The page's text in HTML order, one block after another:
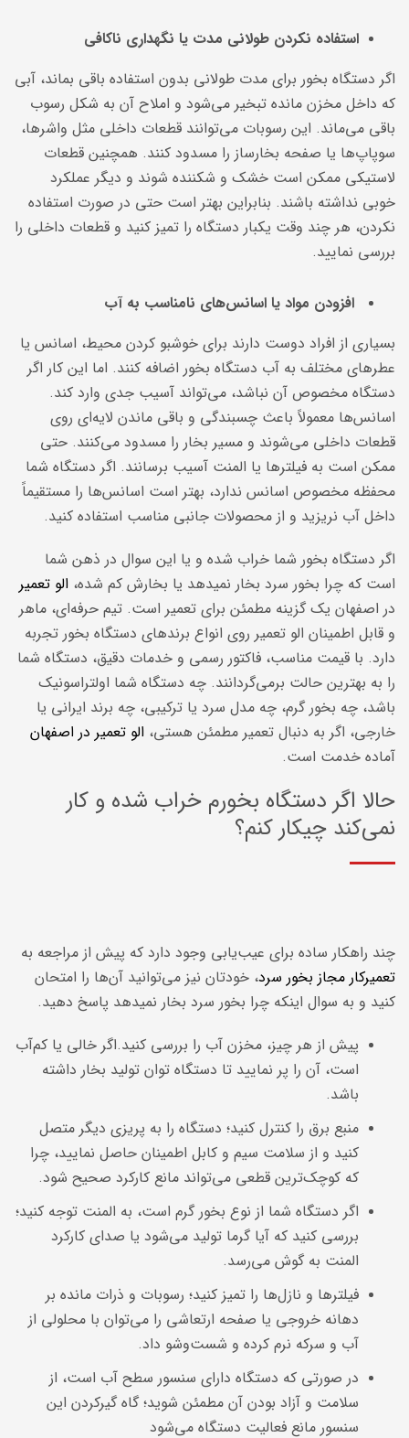
استفاده نکردن طولانی مدت یا نگهداری ناکافی
اگر دستگاه بخور برای مدت طولانی بدون استفاده باقی بماند، آبی
که داخل مخزن مانده تبخیر می‌شود و املاح آن به شکل رسوب
باقی می‌ماند. این رسوبات می‌توانند قطعات داخلی مثل واشرها،
سوپاپ‌ها یا صفحه بخارساز را مسدود کنند. همچنین قطعات
لاستیکی ممکن است خشک و شکننده شوند و دیگر عملکرد
خوبی نداشته باشند. بنابراین بهتر است حتی در صورت استفاده
نکردن، هر چند وقت یکبار دستگاه را تمیز کنید و قطعات داخلی را
بررسی نمایید.
افزودن مواد یا اسانس‌های نامناسب به آب
بسیاری از افراد دوست دارند برای خوشبو کردن محیط، اسانس یا
عطرهای مختلف به آب دستگاه بخور اضافه کنند. اما این کار اگر
دستگاه مخصوص آن نباشد، می‌تواند آسیب جدی وارد کند.
اسانس‌ها معمولاً باعث چسبندگی و باقی ماندن لایه‌ای روی
قطعات داخلی می‌شوند و مسیر بخار را مسدود می‌کنند. حتی
ممکن است به فیلترها یا المنت آسیب برسانند. اگر دستگاه شما
محفظه مخصوص اسانس ندارد، بهتر است اسانس‌ها را مستقیماً
داخل آب نریزید و از محصولات جانبی مناسب استفاده کنید.
اگر دستگاه بخور شما خراب شده و یا این سوال در ذهن شما
است که چرا بخور سرد بخار نمیدهد یا بخارش کم شده، الو تعمیر
در اصفهان یک گزینه مطمئن برای تعمیر است. تیم حرفه‌ای، ماهر
و قابل اطمینان الو تعمیر روی انواع برندهای دستگاه بخور تجربه
دارد. با قیمت مناسب، فاکتور رسمی و خدمات دقیق، دستگاه شما
را به بهترین حالت برمی‌گردانند. چه دستگاه شما اولتراسونیک
باشد، چه بخور گرم، چه مدل سرد یا ترکیبی، چه برند ایرانی یا
خارجی، اگر به دنبال تعمیر مطمئن هستی، الو تعمیر در اصفهان
آماده خدمت است.
حالا اگر دستگاه بخورم خراب شده و کار
نمی‌کند چیکار کنم؟
چند راهکار ساده برای عیب‌یابی وجود دارد که پیش از مراجعه به
تعمیرکار مجاز بخور سرد، خودتان نیز می‌توانید آن‌ها را امتحان
کنید و به سوال اینکه چرا بخور سرد بخار نمیدهد پاسخ دهید.
پیش از هر چیز، مخزن آب را بررسی کنید.اگر خالی یا کم‌آب
است، آن را پر نمایید تا دستگاه توان تولید بخار داشته
باشد.
منبع برق را کنترل کنید؛ دستگاه را به پریزی دیگر متصل
کنید و از سلامت سیم و کابل اطمینان حاصل نمایید، چرا
که کوچک‌ترین قطعی می‌تواند مانع کارکرد صحیح شود.
اگر دستگاه شما از نوع بخور گرم است، به المنت توجه کنید؛
بررسی کنید که آیا گرما تولید می‌شود یا صدای کارکرد
المنت به گوش می‌رسد.
فیلترها و نازل‌ها را تمیز کنید؛ رسوبات و ذرات مانده بر
دهانه خروجی یا صفحه ارتعاشی را می‌توان با محلولی از
آب و سرکه نرم کرده و شست‌وشو داد.
در صورتی که دستگاه دارای سنسور سطح آب است، از
سلامت و آزاد بودن آن مطمئن شوید؛ گاه گیرکردن این
سنسور مانع فعالیت دستگاه می‌شود